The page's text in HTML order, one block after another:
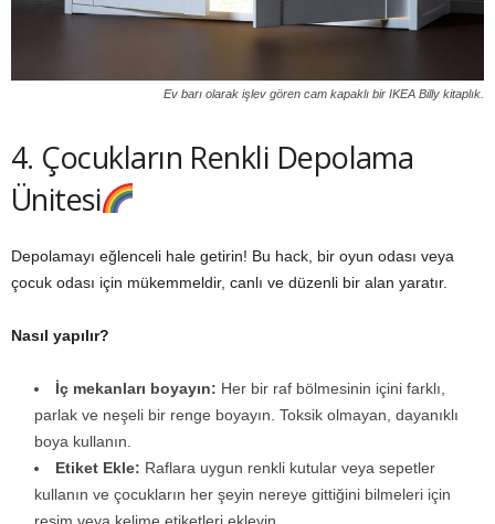
Ev barı olarak işlev gören cam kapaklı bir IKEA Billy kitaplık.
4. Çocukların Renkli Depolama
Ünitesi
Depolamayı eğlenceli hale getirin! Bu hack, bir oyun odası veya
çocuk odası için mükemmeldir, canlı ve düzenli bir alan yaratır.
Nasıl yapılır?
İç mekanları boyayın: Her bir raf bölmesinin içini farklı,
parlak ve neşeli bir renge boyayın. Toksik olmayan, dayanıklı
boya kullanın.
Etiket Ekle: Raflara uygun renkli kutular veya sepetler
kullanın ve çocukların her şeyin nereye gittiğini bilmeleri için
resim veya kelime etiketleri ekleyin.